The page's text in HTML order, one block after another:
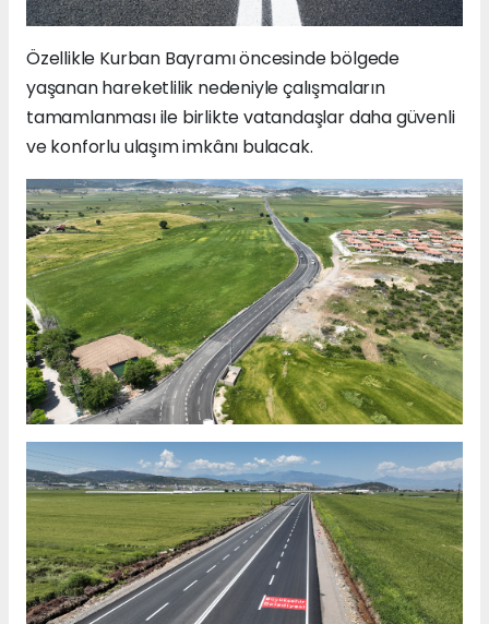
Özellikle Kurban Bayramı öncesinde bölgede
yaşanan hareketlilik nedeniyle çalışmaların
tamamlanması ile birlikte vatandaşlar daha güvenli
ve konforlu ulaşım imkânı bulacak.